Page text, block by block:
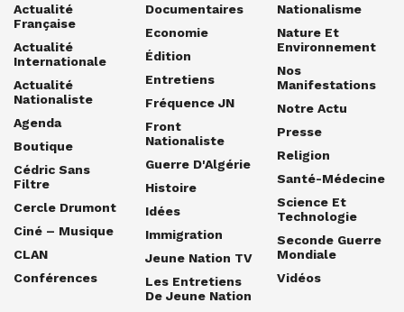
Actualité
Française
Actualité
Internationale
Actualité
Nationaliste
Agenda
Boutique
Cédric Sans
Filtre
Cercle Drumont
Ciné – Musique
CLAN
Conférences
Documentaires
Economie
Édition
Entretiens
Fréquence JN
Front
Nationaliste
Guerre D'Algérie
Histoire
Idées
Immigration
Jeune Nation TV
Les Entretiens
De Jeune Nation
Nationalisme
Nature Et
Environnement
Nos
Manifestations
Notre Actu
Presse
Religion
Santé-Médecine
Science Et
Technologie
Seconde Guerre
Mondiale
Vidéos